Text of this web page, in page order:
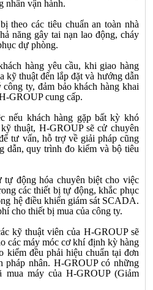
nhân vận hành.
theo các tiêu chuẩn an toàn nhà
năng gây tai nạn lao động, cháy
dự phòng.
hàng yêu cầu, khi giao hàng
kỹ thuật đến lắp đặt và hướng dẫn
ty, đảm bảo khách hàng khai
GROUP cung cấp.
nếu khách hàng gặp bất kỳ khó
thuật, H-GROUP sẽ cử chuyên
tư vấn, hỗ trợ về giải pháp cũng
dẫn, quy trình đo kiểm và bộ tiêu
động hóa chuyên biệt cho việc
các thiết bị tự động, khắc phục
hệ điều khiển giám sát SCADA.
cho thiết bị mua của công ty.
kỹ thuật viên của H-GROUP sẽ
các máy móc cơ khí định kỳ hàng
đều phải hiệu chuẩn tại đơn
pháp nhân. H-GROUP có những
mua máy của H-GROUP (Giảm